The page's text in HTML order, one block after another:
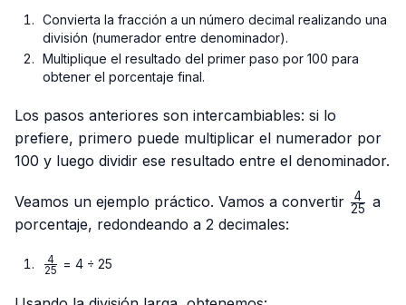
Convierta la fracción a un número decimal realizando una
división (numerador entre denominador).
Multiplique el resultado del primer paso por 100 para
obtener el porcentaje final.
Los pasos anteriores son intercambiables: si lo
prefiere, primero puede multiplicar el numerador por
100 y luego dividir ese resultado entre el denominador.
Veamos un ejemplo práctico. Vamos a convertir 25
4
a
porcentaje, redondeando a 2 decimales:
\frac{4}
25
4 = 4 ÷ 25